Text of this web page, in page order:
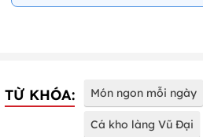
TỪ KHÓA: Món ngon mỗi ngày
Cá kho làng Vũ Đại